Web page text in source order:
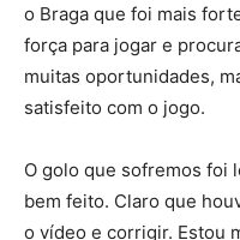
o Braga que foi mais
força para jogar e
muitas oportunidades,
satisfeito com o jogo.
O golo que sofremos foi
bem feito. Claro que
o vídeo e corrigir. Estou